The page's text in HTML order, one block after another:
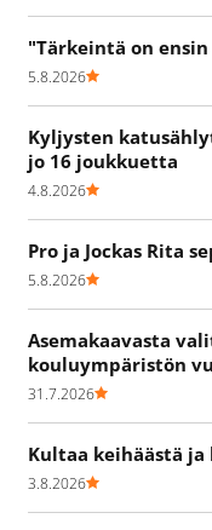
"Tärkeintä on
5.8.2026
Kyljysten
jo 16 joukkuetta
4.8.2026
Pro ja Jockas Rita
5.8.2026
Asemakaavasta
kouluympäristön
31.7.2026
Kultaa keihäästä ja
3.8.2026